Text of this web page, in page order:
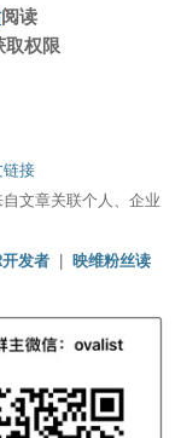
阅读
取权限
链接
文章关联个人、企业
发者
映维粉丝读